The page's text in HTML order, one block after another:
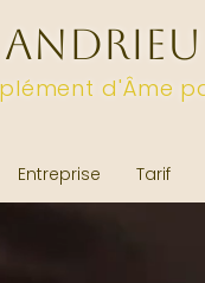
d'Âme
Entreprise Tarif